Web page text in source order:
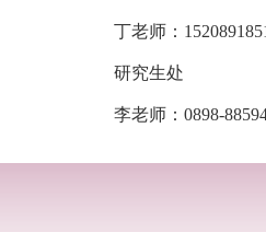
丁老师：
研究生处
李老师：0898-